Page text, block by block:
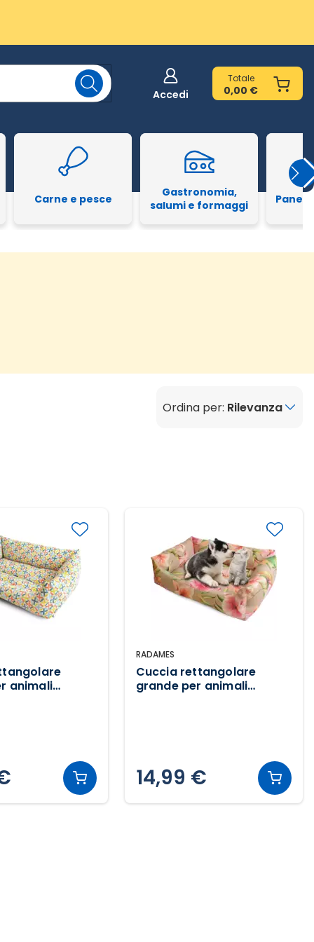
Accedi
Totale
0,00 €
Carne e pesce
Gastronomia,
salumi e formaggi
Pane
Ordina per: Rilevanza
animali
RADAMES
Cuccia rettangolare
grande per animali
14,99 €